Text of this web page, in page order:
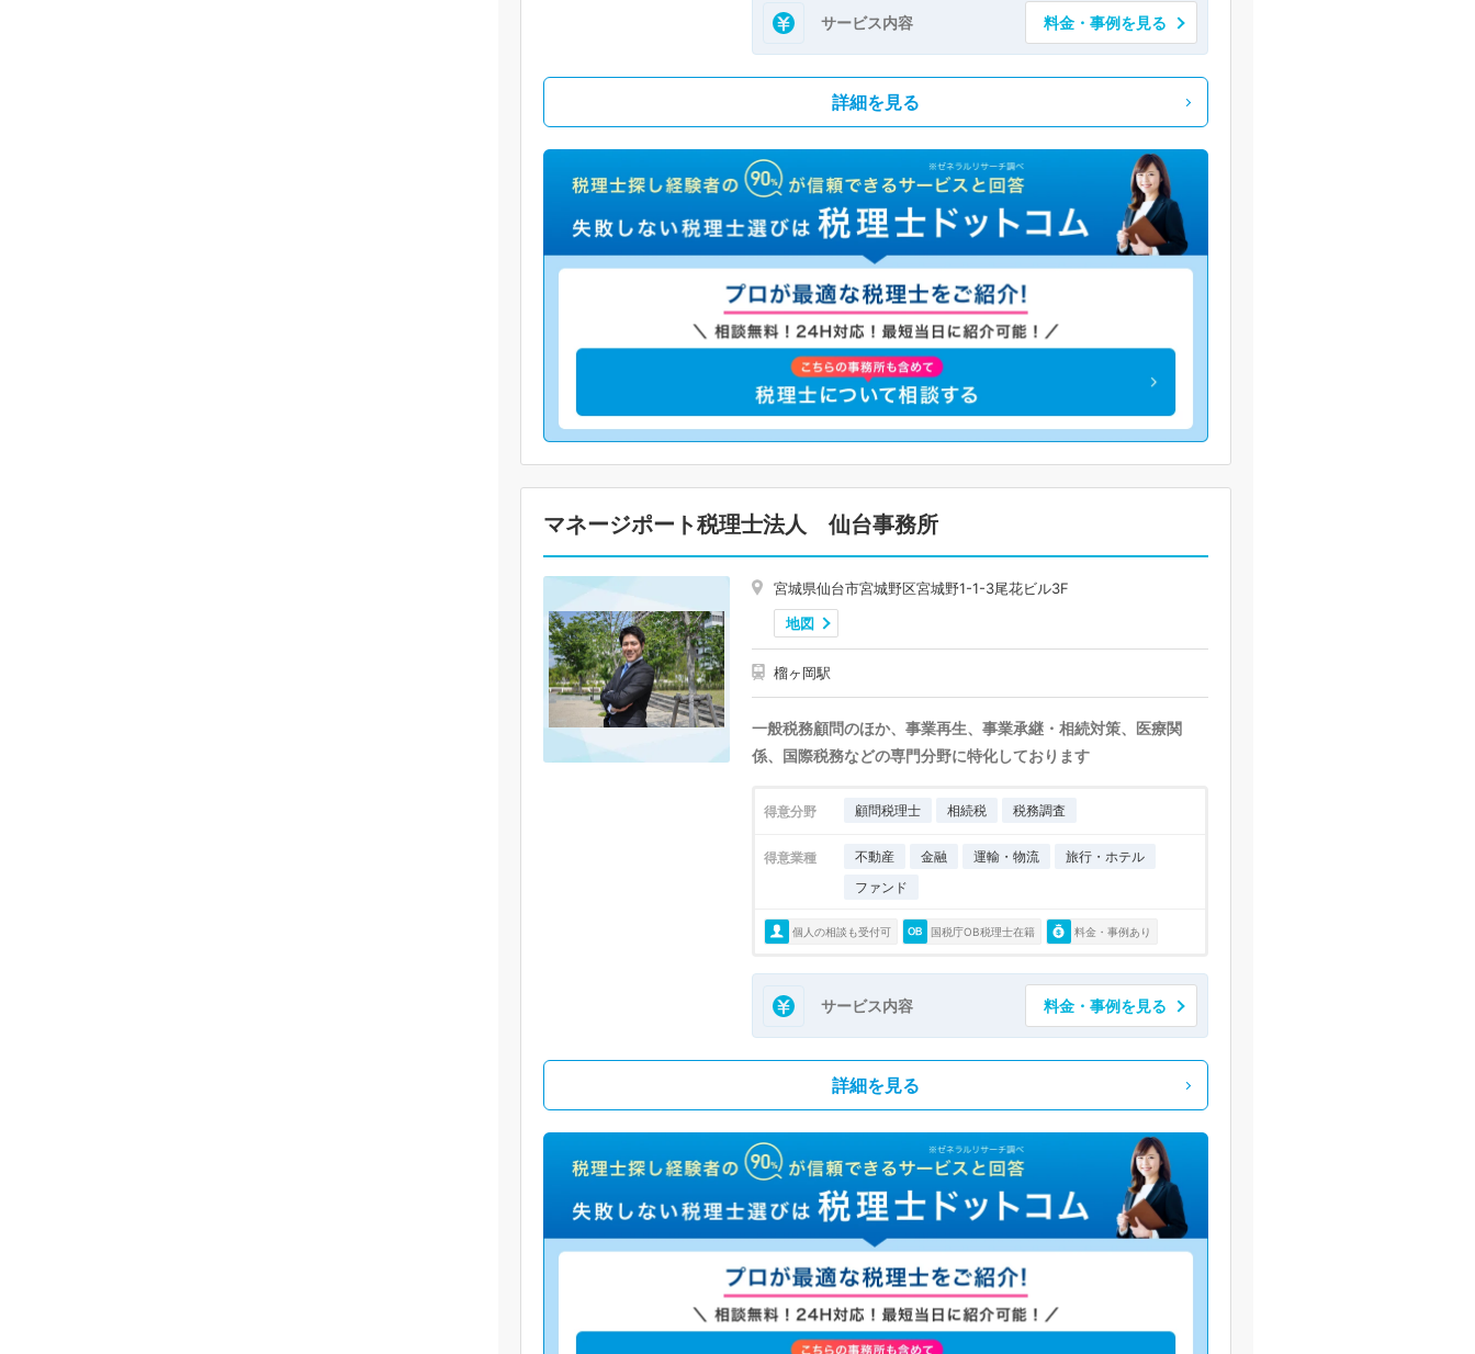
サービス内容 料金・事例を見る
詳細を見る
マネージポート税理士法人 仙台事務所
宮城県仙台市宮城野区宮城野1-1-3尾花ビル3F
地図
榴ヶ岡駅
一般税務顧問のほか、事業再生、事業承継・相続対策、医療関
係、国際税務などの専門分野に特化しております
得意分野 顧問税理士 相続税 税務調査
得意業種 不動産 金融 運輸・物流
旅行・ホテル
ファンド
個人の相談も受付可 国税庁OB税理士在籍 料金・事例あり
サービス内容 料金・事例を見る
詳細を見る